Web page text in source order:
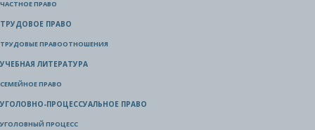
ЧАСТНОЕ ПРАВО
ТРУДОВОЕ ПРАВО
ТРУДОВЫЕ ПРАВООТНОШЕНИЯ
УЧЕБНАЯ ЛИТЕРАТУРА
СЕМЕЙНОЕ ПРАВО
УГОЛОВНО-ПРОЦЕССУАЛЬНОЕ ПРАВО
УГОЛОВНЫЙ ПРОЦЕСС